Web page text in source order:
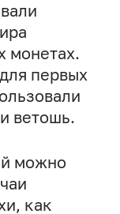
монетах.
первых
ветошь.
можно
как